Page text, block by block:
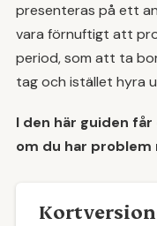
presenteras på ett
vara förnuftigt att
period, som att ta
tag och istället hyra
I den här guiden
om du har